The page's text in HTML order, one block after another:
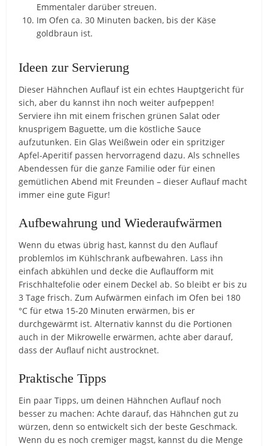
Emmentaler darüber streuen.
Im Ofen ca. 30 Minuten backen, bis der Käse
goldbraun ist.
Ideen zur Servierung
Dieser Hähnchen Auflauf ist ein echtes Hauptgericht für
sich, aber du kannst ihn noch weiter aufpeppen!
Serviere ihn mit einem frischen grünen Salat oder
knusprigem Baguette, um die köstliche Sauce
aufzutunken. Ein Glas Weißwein oder ein spritziger
Apfel-Aperitif passen hervorragend dazu. Als schnelles
Abendessen für die ganze Familie oder für einen
gemütlichen Abend mit Freunden – dieser Auflauf macht
immer eine gute Figur!
Aufbewahrung und Wiederaufwärmen
Wenn du etwas übrig hast, kannst du den Auflauf
problemlos im Kühlschrank aufbewahren. Lass ihn
einfach abkühlen und decke die Auflaufform mit
Frischhaltefolie oder einem Deckel ab. So bleibt er bis zu
3 Tage frisch. Zum Aufwärmen einfach im Ofen bei 180
°C für etwa 15-20 Minuten erwärmen, bis er
durchgewärmt ist. Alternativ kannst du die Portionen
auch in der Mikrowelle erwärmen, achte aber darauf,
dass der Auflauf nicht austrocknet.
Praktische Tipps
Ein paar Tipps, um deinen Hähnchen Auflauf noch
besser zu machen: Achte darauf, das Hähnchen gut zu
würzen, denn so entwickelt sich der beste Geschmack.
Wenn du es noch cremiger magst, kannst du die Menge